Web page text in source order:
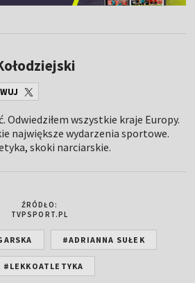
Odwiedziłem wszystkie kraje Europy.
największe wydarzenia sportowe.
skoki narciarskie.
ŹRÓDŁO:
TVPSPORT.PL
#ADRIANNA SUŁEK
#LEKKOATLETYKA